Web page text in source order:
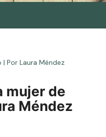
Por Laura Méndez
mujer de
Méndez